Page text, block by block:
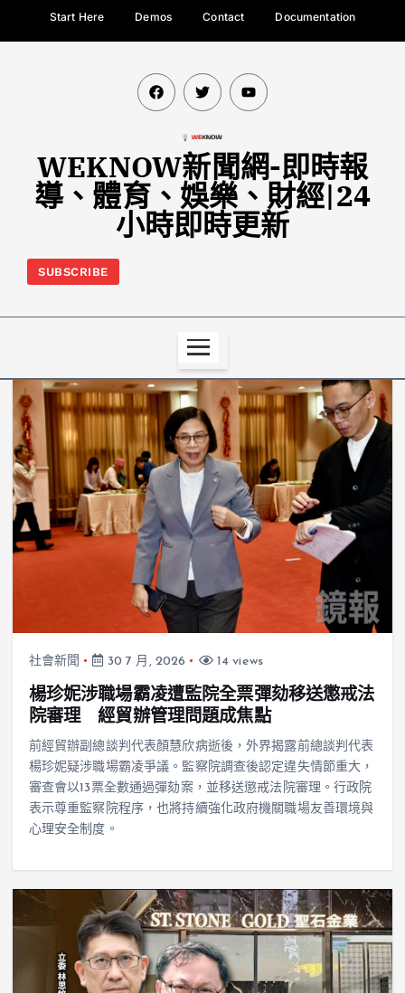
Start Here Demos Contact Documentation
WEKNOW新聞網-即時報
導、體育、娛樂、財經|24
小時即時更新
SUBSCRIBE
社會新聞 30 7 月, 2026 14 views
楊珍妮涉職場霸凌遭監院全票彈劾移送懲戒法
院審理 經貿辦管理問題成焦點
前經貿辦副總談判代表顏慧欣病逝後，外界揭露前總談判代表
楊珍妮疑涉職場霸凌爭議。監察院調查後認定違失情節重大，
審查會以13票全數通過彈劾案，並移送懲戒法院審理。行政院
表示尊重監察院程序，也將持續強化政府機關職場友善環境與
心理安全制度。